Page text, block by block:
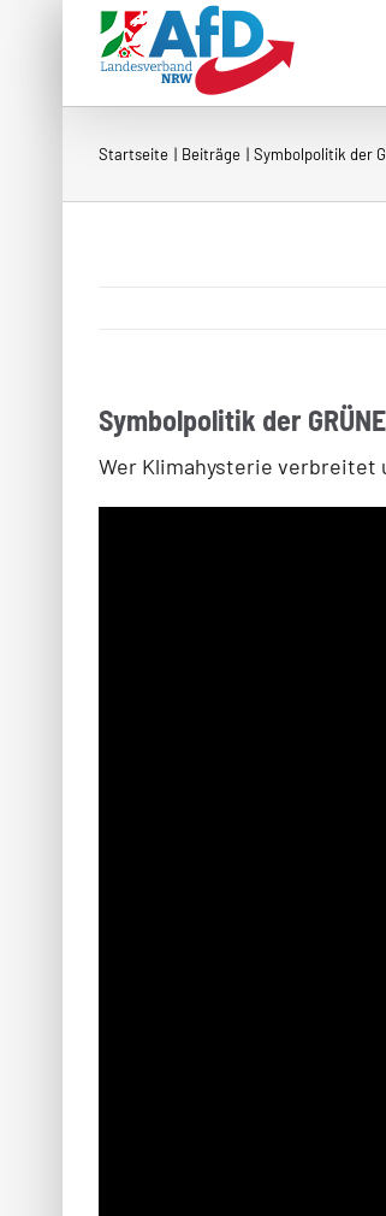
Startseite Beiträge Symbolpolitik der
Symbolpolitik der
Wer Klimahysterie verbreitet